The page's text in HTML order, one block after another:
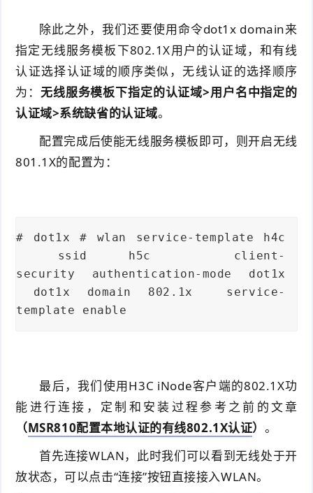
除此之外，我们还要使用命令dot1x domain来
指定无线服务模板下802.1X用户的认证域，和有线
认证选择认证域的顺序类似，无线认证的选择顺序
为： 无线服务模板下指定的认证域>用户名中指定的
认证域>系统缺省的认证域。
配置完成后使能无线服务模板即可，则开启无线
801.1X的配置为：
# dot1x # wlan service-template h4c
ssid h5c client-
security authentication-mode dot1x
dot1x domain 802.1x service-
template enable
最后，我们使用H3C iNode客户端的802.1X功
能进行连接，定制和安装过程参考之前的文章
（MSR810配置本地认证的有线802.1X认证） 。
首先连接WLAN，此时我们可以看到无线处于开
放状态，可以点击“连接”按钮直接接入WLAN。